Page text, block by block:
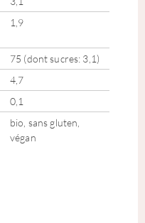
1,9
75 (dont sucres: 3,1)
4,7
0,1
bio, sans gluten,
végan